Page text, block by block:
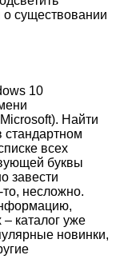
существовании
10
Найти
всех
буквы
завести
несложно.
каталог уже
новинки,